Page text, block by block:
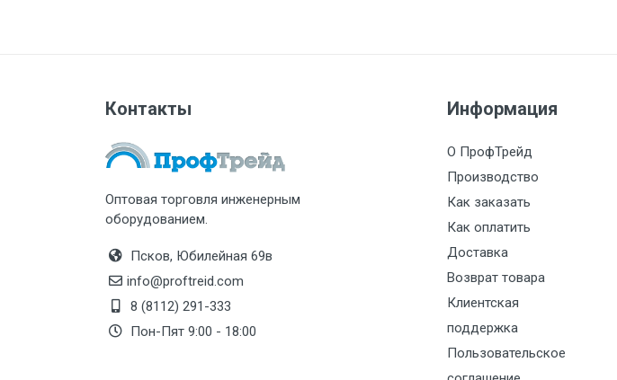
Контакты
Оптовая торговля инженерным
оборудованием.
Псков, Юбилейная 69в
info@proftreid.com
8 (8112) 291-333
Пон-Пят 9:00 - 18:00
Информация
О ПрофТрейд
Производство
Как заказать
Как оплатить
Доставка
Возврат товара
Клиентская
поддержка
Пользовательское